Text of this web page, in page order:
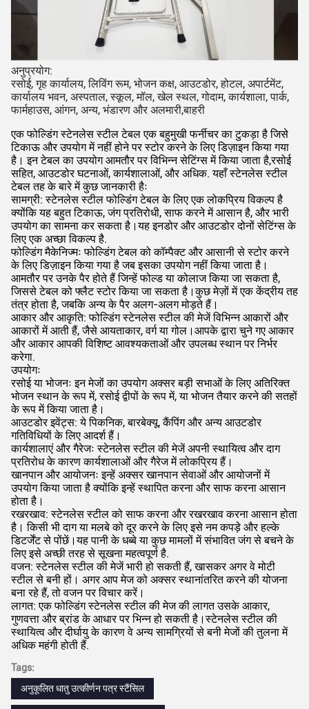
अनुप्रयोग:
रसोई, गृह कार्यालय, लिविंग रूम, भोजन कक्ष, आउटडोर, होटल, अपार्टमेंट,
कार्यालय भवन, अस्पताल, स्कूल, मॉल, खेल स्थल, गोदाम, कार्यशाला, पार्क,
फार्महाउस, आंगन, अन्य, भंडारण और अलमारी,बाहरी
एक फोल्डिंग स्टेनलेस स्टील टेबल एक बहुमुखी फर्नीचर का टुकड़ा है जिसे
टिकाऊ और उपयोग में नहीं होने पर स्टोर करने के लिए डिज़ाइन किया गया
है। इन टेबल का उपयोग आमतौर पर विभिन्न सेटिंग्स में किया जाता है,रसोई
सहित, आउटडोर घटनाओं, कार्यशालाओं, और अधिक. यहाँ स्टेनलेस स्टील
टेबल तह के बारे में कुछ जानकारी हैः
सामग्री: स्टेनलेस स्टील फोल्डिंग टेबल के लिए एक लोकप्रिय विकल्प है
क्योंकि यह बहुत टिकाऊ, जंग प्रतिरोधी, साफ करने में आसान है, और भारी
उपयोग का सामना कर सकता है।यह इनडोर और आउटडोर दोनों सेटिंग्स के
लिए एक अच्छा विकल्प है.
फोल्डिंग मैकेनिज्मः फोल्डिंग टेबल को कॉम्पैक्ट और आसानी से स्टोर करने
के लिए डिज़ाइन किया गया है जब इसका उपयोग नहीं किया जाता है।
आमतौर पर उनके पैर होते हैं जिन्हें फोल्ड या कोलाज किया जा सकता है,
जिससे टेबल को फ्लैट स्टोर किया जा सकता है।कुछ मेज़ों में एक केंद्रीय तह
तंत्र होता है, जबकि अन्य के पैर अलग-अलग मोड़ते हैं।
आकार और आकृति: फोल्डिंग स्टेनलेस स्टील की मेजें विभिन्न आकारों और
आकारों में आती हैं, जैसे आयताकार, वर्ग या गोल।आपके द्वारा चुने गए आकार
और आकार आपकी विशिष्ट आवश्यकताओं और उपलब्ध स्थान पर निर्भर
करेगा.
उपयोगः
रसोई या भोजनः इन मेजों का उपयोग अक्सर बड़ी सभाओं के लिए अतिरिक्त
भोजन स्थान के रूप में, रसोई द्वीपों के रूप में, या भोजन तैयार करने की सतहों
के रूप में किया जाता है।
आउटडोर इवेंट्स: ये पिकनिक, बारबेक्यू, कैंपिंग और अन्य आउटडोर
गतिविधियों के लिए आदर्श हैं।
कार्यशालाएं और गैरेजः स्टेनलेस स्टील की मेजें अपनी स्थायित्व और दाग
प्रतिरोध के कारण कार्यशालाओं और गैरेज में लोकप्रिय हैं।
खानपान और आयोजनः इन्हें अक्सर खानपान सेवाओं और आयोजनों में
उपयोग किया जाता है क्योंकि इन्हें स्थापित करना और साफ करना आसान
होता है।
रखरखाव: स्टेनलेस स्टील को साफ करना और रखरखाव करना आसान होता
है। किसी भी दाग या मलबे को दूर करने के लिए इसे नम कपड़े और हल्के
डिटर्जेंट से पोंछें।यह पानी के धब्बे या कुछ मामलों में संभावित जंग से बचने के
लिए इसे अच्छी तरह से सूखना महत्वपूर्ण है.
वजन: स्टेनलेस स्टील की मेजें भारी हो सकती हैं, खासकर अगर वे मोटी
स्टील से बनी हों। अगर आप मेज को अक्सर स्थानांतरित करने की योजना
बना रहे हैं, तो वजन पर विचार करें।
लागत: एक फोल्डिंग स्टेनलेस स्टील की मेज की लागत उसके आकार,
गुणवत्ता और ब्रांड के आधार पर भिन्न हो सकती है।स्टेनलेस स्टील की
स्थायित्व और दीर्घायु के कारण वे अन्य सामग्रियों से बनी मेजों की तुलना में
अधिक महंगी होती हैं.
Tags:
अनुकूलित धातु उत्कीर्णन पत्र स्टैंसिल